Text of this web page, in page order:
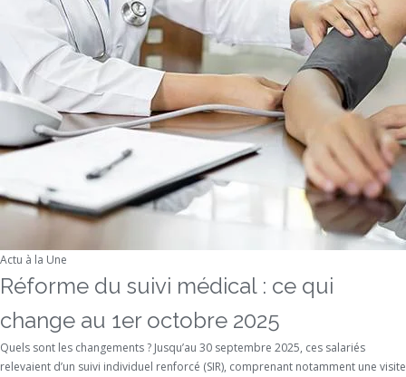
Actu à la Une
Réforme du suivi médical : ce qui
change au 1er octobre 2025
Quels sont les changements ? Jusqu’au 30 septembre 2025, ces salariés
relevaient d’un suivi individuel renforcé (SIR), comprenant notamment une visite